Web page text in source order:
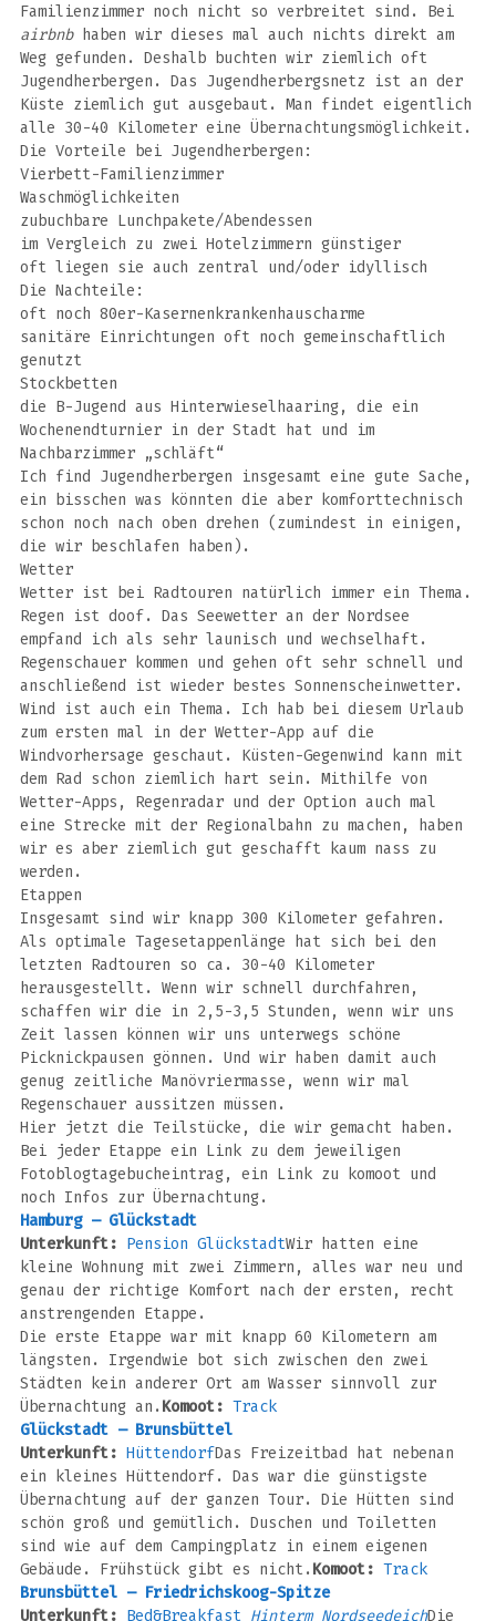
Familienzimmer noch nicht so verbreitet sind. Bei
airbnbhaben wir dieses mal auch nichts direkt am
Weg gefunden. Deshalb buchten wir ziemlich oft
Jugendherbergen. Das Jugendherbergsnetz ist an der
Küste ziemlich gut ausgebaut. Man findet eigentlich
alle 30-40 Kilometer eine Übernachtungsmöglichkeit.
Die Vorteile bei Jugendherbergen:
Vierbett-Familienzimmer
Waschmöglichkeiten
zubuchbare Lunchpakete/Abendessen
im Vergleich zu zwei Hotelzimmern günstiger
oft liegen sie auch zentral und/oder idyllisch
Die Nachteile:
oft noch 80er-Kasernenkrankenhauscharme
sanitäre Einrichtungen oft noch gemeinschaftlich
genutzt
Stockbetten
die B-Jugend aus Hinterwieselhaaring, die ein
Wochenendturnier in der Stadt hat und im
Nachbarzimmer „schläft“
Ich find Jugendherbergen insgesamt eine gute Sache,
ein bisschen was könnten die aber komforttechnisch
schon noch nach oben drehen (zumindest in einigen,
die wir beschlafen haben).
Wetter
Wetter ist bei Radtouren natürlich immer ein Thema.
Regen ist doof. Das Seewetter an der Nordsee
empfand ich als sehr launisch und wechselhaft.
Regenschauer kommen und gehen oft sehr schnell und
anschließend ist wieder bestes Sonnenscheinwetter.
Wind ist auch ein Thema. Ich hab bei diesem Urlaub
zum ersten mal in der Wetter-App auf die
Windvorhersage geschaut. Küsten-Gegenwind kann mit
dem Rad schon ziemlich hart sein. Mithilfe von
Wetter-Apps, Regenradar und der Option auch mal
eine Strecke mit der Regionalbahn zu machen, haben
wir es aber ziemlich gut geschafft kaum nass zu
werden.
Etappen
Insgesamt sind wir knapp 300 Kilometer gefahren.
Als optimale Tagesetappenlänge hat sich bei den
letzten Radtouren so ca. 30-40 Kilometer
herausgestellt. Wenn wir schnell durchfahren,
schaffen wir die in 2,5-3,5 Stunden, wenn wir uns
Zeit lassen können wir uns unterwegs schöne
Picknickpausen gönnen. Und wir haben damit auch
genug zeitliche Manövriermasse, wenn wir mal
Regenschauer aussitzen müssen.
Hier jetzt die Teilstücke, die wir gemacht haben.
Bei jeder Etappe ein Link zu dem jeweiligen
Fotoblogtagebucheintrag, ein Link zu komoot und
noch Infos zur Übernachtung.
Hamburg – Glückstadt
Unterkunft: Pension GlückstadtWir hatten eine
kleine Wohnung mit zwei Zimmern, alles war neu und
genau der richtige Komfort nach der ersten, recht
anstrengenden Etappe.
Die erste Etappe war mit knapp 60 Kilometern am
längsten. Irgendwie bot sich zwischen den zwei
Städten kein anderer Ort am Wasser sinnvoll zur
Übernachtung an. Komoot: Track
Glückstadt – Brunsbüttel
Unterkunft: HüttendorfDas Freizeitbad hat nebenan
ein kleines Hüttendorf. Das war die günstigste
Übernachtung auf der ganzen Tour. Die Hütten sind
schön groß und gemütlich. Duschen und Toiletten
sind wie auf dem Campingplatz in einem eigenen
Gebäude. Frühstück gibt es nicht. Komoot: Track
Brunsbüttel – Friedrichskoog-Spitze
Unterkunft: Bed&Breakfast Hinterm NordseedeichDie